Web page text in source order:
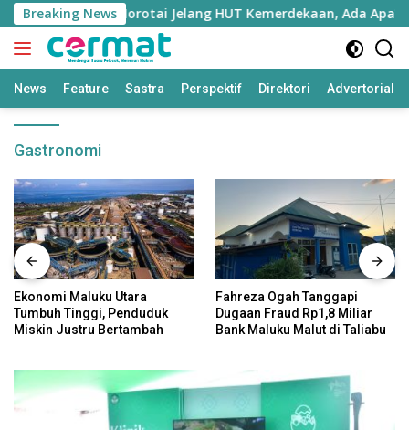
Langsung
ke
konten
Breaking News
TNI di Pulau Morotai Jelang HUT Kemerdekaan, Ada Apa?
News Feature Sastra Perspektif Direktori Advertorial
Gastronomi
Ekonomi Maluku Utara
Tumbuh Tinggi, Penduduk
Miskin Justru Bertambah
Fahreza Ogah Tanggapi
Dugaan Fraud Rp1,8 Miliar
Bank Maluku Malut di Taliabu